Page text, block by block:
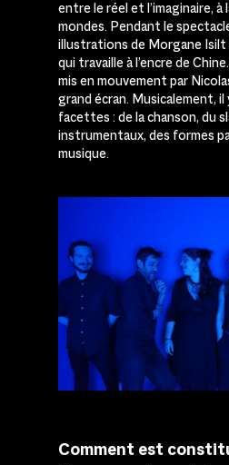
entre le réel et l’imaginaire, à
mondes. Pendant le
illustrations de Morgane
qui travaille à l’encre de Chine.
mis en mouvement par
grand écran. Musicalement, il
facettes : de la chanson, du
instrumentaux, des formes
musique.
Comment est